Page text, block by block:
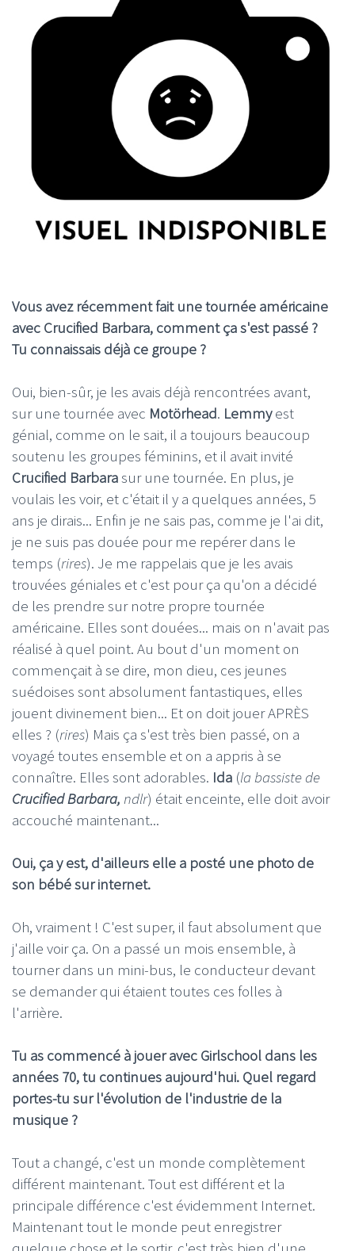
Vous avez récemment fait une tournée américaine
avec Crucified Barbara, comment ça s'est passé ?
Tu connaissais déjà ce groupe ?
Oui, bien-sûr, je les avais déjà rencontrées avant,
sur une tournée avec Motörhead. Lemmyest
génial, comme on le sait, il a toujours beaucoup
soutenu les groupes féminins, et il avait invité
Crucified Barbarasur une tournée. En plus, je
voulais les voir, et c'était il y a quelques années, 5
ans je dirais... Enfin je ne sais pas, comme je l'ai dit,
je ne suis pas douée pour me repérer dans le
temps (rires). Je me rappelais que je les avais
trouvées géniales et c'est pour ça qu'on a décidé
de les prendre sur notre propre tournée
américaine. Elles sont douées... mais on n'avait pas
réalisé à quel point. Au bout d'un moment on
commençait à se dire, mon dieu, ces jeunes
suédoises sont absolument fantastiques, elles
jouent divinement bien... Et on doit jouer APRÈS
elles ? (rires) Mais ça s'est très bien passé, on a
voyagé toutes ensemble et on a appris à se
connaître. Elles sont adorables. Ida (la bassiste de
Crucified Barbara, ndlr) était enceinte, elle doit avoir
accouché maintenant...
Oui, ça y est, d'ailleurs elle a posté une photo de
son bébé sur internet.
Oh, vraiment ! C'est super, il faut absolument que
j'aille voir ça. On a passé un mois ensemble, à
tourner dans un mini-bus, le conducteur devant
se demander qui étaient toutes ces folles à
l'arrière.
Tu as commencé à jouer avec Girlschool dans les
années 70, tu continues aujourd'hui. Quel regard
portes-tu sur l'évolution de l'industrie de la
musique ?
Tout a changé, c'est un monde complètement
différent maintenant. Tout est différent et la
principale différence c'est évidemment Internet.
Maintenant tout le monde peut enregistrer